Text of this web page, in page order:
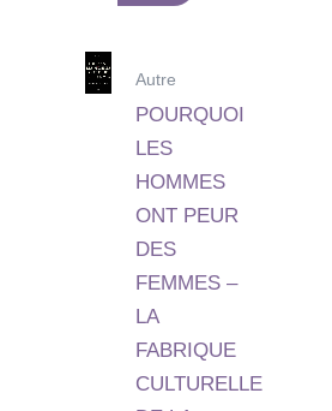
Autre
POURQUOI
LES
HOMMES
ONT PEUR
DES
FEMMES –
LA
FABRIQUE
CULTURELLE